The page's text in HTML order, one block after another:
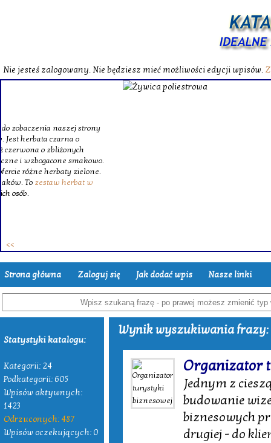
Nie jesteś zalogowany. Nie będziesz mieć możliwości edycji wpisów.
Strona główna Zaloguj się Jak dodać wpis Nasze linki
Statystyki katalogu:
Kategorii: 24
Podkategorii: 605
Wpisów aktywnych:
1423
Odrzuconych: 487
Wpisów oczekujących: 0
Wynik wyszukiwania frazy:
Organizator
Jednym z
budowanie
biznesowych
drugiej - do